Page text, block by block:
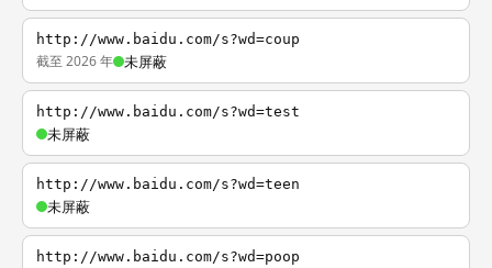
http://www.baidu.com/s?wd=coup
截至 2026 年 未屏蔽
http://www.baidu.com/s?wd=test
未屏蔽
http://www.baidu.com/s?wd=teen
未屏蔽
http://www.baidu.com/s?wd=poop